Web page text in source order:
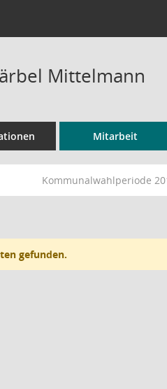
Mittelmann
Mitarbeit
Kommunalwahlperiode
gefunden.